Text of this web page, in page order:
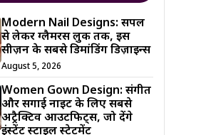
Modern Nail Designs: सिंपल
से लेकर ग्लैमरस लुक तक, इस
सीज़न के सबसे डिमांडिंग डिज़ाइन्स
August 5, 2026
Women Gown Design: संगीत
और सगाई नाइट के लिए सबसे
अट्रैक्टिव आउटफिट्स, जो देंगे
इंस्टेंट स्टाइल स्टेटमेंट